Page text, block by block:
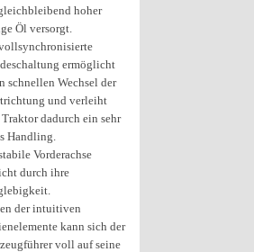
hoher
Öl versorgt.
ermöglicht
schnellen Wechsel der
und verleiht
Traktor dadurch ein sehr
Handling.
Vorderachse
durch ihre
der intuitiven
kann sich der
voll auf seine